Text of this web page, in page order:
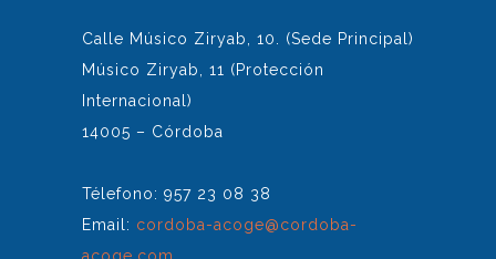
Calle Músico Ziryab, 10. (Sede Principal)
Músico Ziryab, 11 (Protección
Internacional)
14005 – Córdoba
Télefono: 957 23 08 38
Email: cordoba-acoge@cordoba-